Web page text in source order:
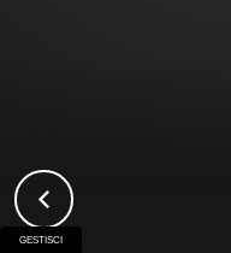
GESTISCI